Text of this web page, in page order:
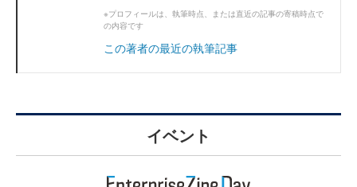
※プロフィールは、執筆時点、または直近の記事の寄稿時点で
の内容です
この著者の最近の執筆記事
イベント